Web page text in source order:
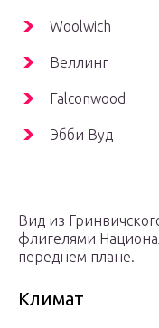
Woolwich
Веллинг
Falconwood
Эбби Вуд
Вид из
флигелями
переднем плане.
Климат